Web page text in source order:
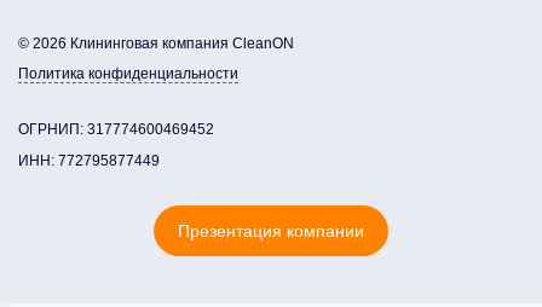
© 2026 Клининговая компания CleanON
Политика конфиденциальности
ОГРНИП: 317774600469452
ИНН: 772795877449
Презентация компании